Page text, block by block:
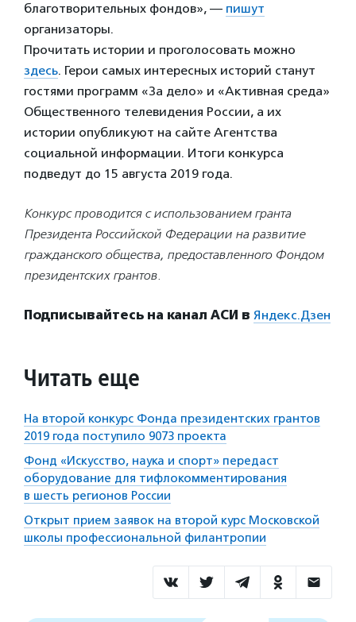
благотворительных фондов», — пишут
организаторы.
Прочитать истории и проголосовать можно
здесь. Герои самых интересных историй станут
гостями программ «За дело» и «Активная среда»
Общественного телевидения России, а их
истории опубликуют на сайте Агентства
социальной информации. Итоги конкурса
подведут до 15 августа 2019 года.
Конкурс проводится с использованием гранта
Президента Российской Федерации на развитие
гражданского общества, предоставленного Фондом
президентских грантов.
Подписывайтесь на канал АСИ в Яндекс.Дзен
Читать еще
На второй конкурс Фонда президентских грантов
2019 года поступило 9073 проекта
Фонд «Искусство, наука и спорт» передаст
оборудование для тифлокомментирования
в шесть регионов России
Открыт прием заявок на второй курс Московской
школы профессиональной филантропии